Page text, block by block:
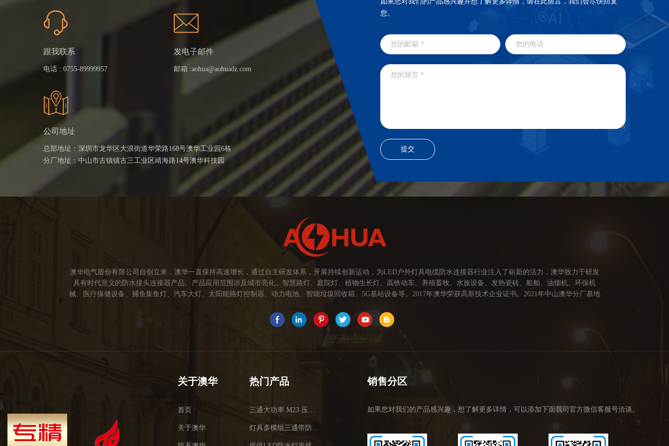
您。
跟我联系
电话 : 0755-89999957
发电子邮件
邮箱 :aohua@aohuadz.com
公司地址
总部地址：深圳市龙华区大浪街道华荣路168号澳华工业园6栋
分厂地址：中山市古镇镇古三工业区靖海路14号澳华科技园
澳华电气股份有限公司自创立来，澳华一直保持高速增长，通过自主研发体系，开展持续创新运动，为LED户外灯具电缆防水连接器行业注入了崭新的活力，澳华致力于研发
具有时代意义的防水接头连接器产品。产品应用范围涉及城市亮化、智慧路灯、庭院灯、植物生长灯、高铁动车、养殖畜牧、水族设备、发热瓷砖、船舶、油烟机、环保机
械、医疗保健设备、捕鱼集鱼灯、汽车大灯、太阳能路灯控制器、动力电池、智能垃圾回收箱、5G基站设备等。2017年澳华荣获高新技术企业证书。2021年中山澳华分厂基地
于世界，让线缆更可靠的连接。 我们的使命： 关注市场发展，紧握客户的需求，提供有价值的线缆连接器解决方案，为客户创造价值。 我们的价值观： 1、不断专研高端技
术，提高行业技术水平...
关于澳华
首页
关于澳华
热门产品
三通大功率 M23 压接2.5平方
灯具多模组三通带防水插头
销售分区
如果您对我们的产品感兴趣，想了解更多详情，可以添加下面我司官方微信客服号洽谈。